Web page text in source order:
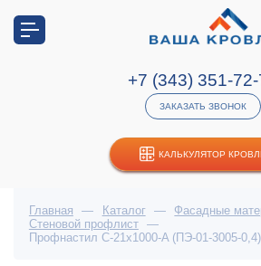
КАЛЬКУЛЯТОР
+7 (343) 351-
ЗАКАЗАТЬ ЗВОНОК
Главная — Каталог — Фасадные
Стеновой профлист
—
Профнастил С-21x1000-A (ПЭ-01-3005-0,4)